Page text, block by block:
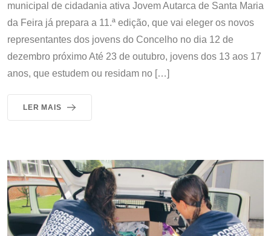
municipal de cidadania ativa Jovem Autarca de Santa Maria
da Feira já prepara a 11.ª edição, que vai eleger os novos
representantes dos jovens do Concelho no dia 12 de
dezembro próximo Até 23 de outubro, jovens dos 13 aos 17
anos, que estudem ou residam no […]
LER MAIS